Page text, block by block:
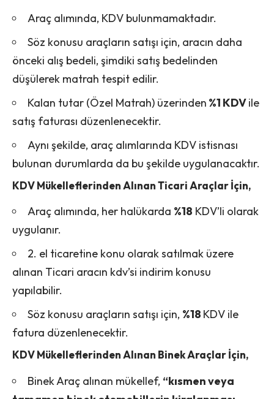
Araç alımında, KDV bulunmamaktadır.
Söz konusu araçların satışı için, aracın daha
önceki alış bedeli, şimdiki satış bedelinden
düşülerek matrah tespit edilir.
Kalan tutar (Özel Matrah) üzerinden %1 KDVile
satış faturası düzenlenecektir.
Aynı şekilde, araç alımlarında KDV istisnası
bulunan durumlarda da bu şekilde uygulanacaktır.
KDV Mükelleflerinden Alınan Ticari Araçlar İçin,
Araç alımında, her halükarda %18 KDV’li olarak
uygulanır.
2. el ticaretine konu olarak satılmak üzere
alınan Ticari aracın kdv’si indirim konusu
yapılabilir.
Söz konusu araçların satışı için, %18 KDV ile
fatura düzenlenecektir.
KDV Mükelleflerinden Alınan Binek Araçlar İçin,
Binek Araç alınan mükellef, “kısmen veya